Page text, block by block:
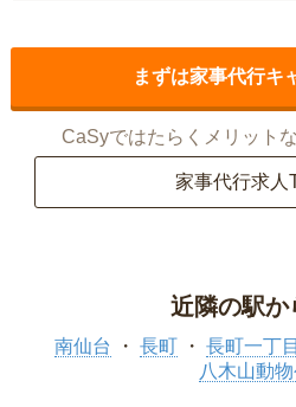
まずは家事代行キ
CaSyではたらくメリット
家事代行求人
近隣の駅か
南仙台 長町 長町一丁目
八木山動物